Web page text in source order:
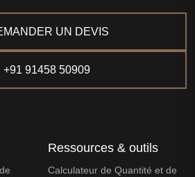
UN DEVIS
+91 91458 50909
Ressources & outils
Calculateur de Quantité et de